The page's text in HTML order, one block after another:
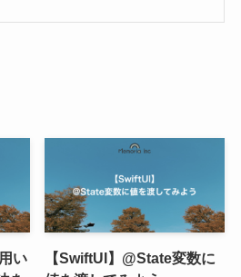
い
【SwiftUI】@State変数に